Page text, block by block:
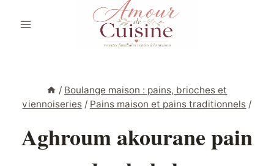
/ Boulange maison : pains, brioches et
viennoiseries / Pains maison et pains traditionnels /
Aghroum akourane pain